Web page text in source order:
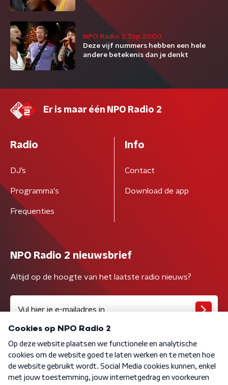
NPO Radio 2 Top 2000
Deze vijf nummers hebben een hele
andere betekenis dan je denkt
Er is maar één NPO Radio 2
Radio
DJ’s
Programma's
Frequenties
Info
Contact
Download de app
NPO Radio 2 nieuwsbrief
Altijd op de hoogte van het laatste radio nieuws?
Algemene voorwaarden